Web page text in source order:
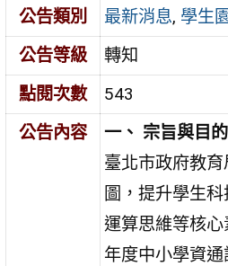
公告類別
最新消息, 學生
公告等級
轉知
點閱次數
543
公告內容
一、 宗旨與目的
臺北市政府教
圖，提升學生
運算思維等核
年度中小學資